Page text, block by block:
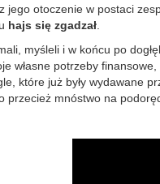
jego otoczenie w postaci
hajs się zgadzał
myśleli i w końcu po
własne potrzeby
które już były wydawane
przecież mnóstwo na